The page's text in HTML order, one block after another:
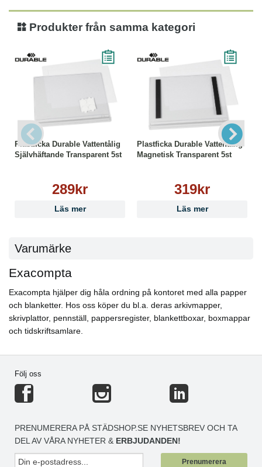
● Färg: Transparent
Produkter från samma kategori
Plastficka Durable Vattentålig
Självhäftande Transparent 5st
289kr
Läs mer
Plastficka Durable Vattentålig
Magnetisk Transparent 5st
319kr
Läs mer
Varumärke
Exacompta
Exacompta hjälper dig håla ordning på kontoret med alla papper
och blanketter. Hos oss köper du bl.a. deras arkivmapper,
skrivplattor, pennställ, pappersregister, blankettboxar, boxmappar
och tidskriftsamlare.
Följ oss
PRENUMERERA PÅ STÄDSHOP.SE NYHETSBREV OCH TA
DEL AV VÅRA NYHETER & ERBJUDANDEN!
Prenumerera